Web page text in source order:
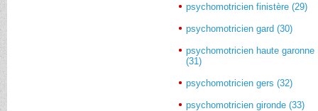
psychomotricien finistère (29)
psychomotricien gard (30)
psychomotricien haute garonne
(31)
psychomotricien gers (32)
psychomotricien gironde (33)